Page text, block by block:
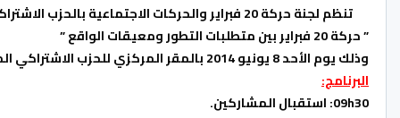
تنظم لجنة حركة 20 فبراير والحركات الاجتماعية بالحزب الاشتراكي الموحد، يوما دراسيا حول
” حركة 20 فبراير بين متطلبات التطور ومعيقات الواقع ”
وذلك يوم الأحد 8 يونيو 2014 بالمقر المركزي للحزب الاشتراكي الموحد، بزنقة أكادير بالدار البيضاء، ابتداء من التاسعة سباحا
البرنامج:
09h30: استقبال المشاركين.